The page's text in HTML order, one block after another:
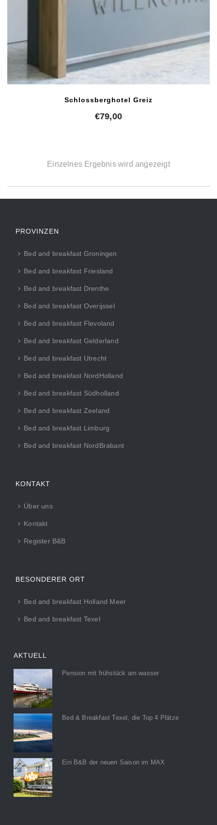
Schlossberghotel Greiz
€79,00
Einzelnes Ergebnis wird angezeigt
PROVINZEN
Bed and breakfast Groningen
Bed and breakfast Friesland
Bed and breakfast Drenthe
Bed and breakfast Overijssel
Bed and breakfast Flevoland
Bed and breakfast Gelderland
Bed and breakfast Utrecht
Bed and breakfast NordHolland
Bed and breakfast Südholland
Bed and breakfast Zeeland
Bed and breakfast Limburg
Bed and breakfast NordBrabant
KONTAKT
Über uns
Kontakt
Register B&B
BESONDERER ORT
Bed and breakfast Holland Meer
Bed and breakfast Texel
AKTUELL
Pension mit frühstück am wasser
Bed & Breakfast Texel, die Top 4 Plätze
Ein B&B der neuen Saison im MAX